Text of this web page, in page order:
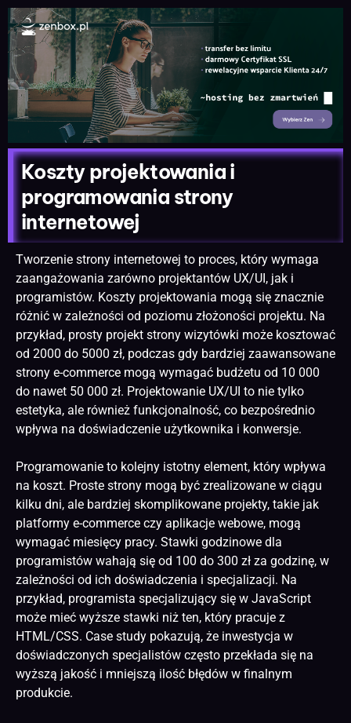
Koszty projektowania i
programowania strony
internetowej
Tworzenie strony internetowej to proces, który wymaga
zaangażowania zarówno projektantów UX/UI, jak i
programistów. Koszty projektowania mogą się znacznie
różnić w zależności od poziomu złożoności projektu. Na
przykład, prosty projekt strony wizytówki może kosztować
od 2000 do 5000 zł, podczas gdy bardziej zaawansowane
strony e-commerce mogą wymagać budżetu od 10 000
do nawet 50 000 zł. Projektowanie UX/UI to nie tylko
estetyka, ale również funkcjonalność, co bezpośrednio
wpływa na doświadczenie użytkownika i konwersje.
Programowanie to kolejny istotny element, który wpływa
na koszt. Proste strony mogą być zrealizowane w ciągu
kilku dni, ale bardziej skomplikowane projekty, takie jak
platformy e-commerce czy aplikacje webowe, mogą
wymagać miesięcy pracy. Stawki godzinowe dla
programistów wahają się od 100 do 300 zł za godzinę, w
zależności od ich doświadczenia i specjalizacji. Na
przykład, programista specjalizujący się w JavaScript
może mieć wyższe stawki niż ten, który pracuje z
HTML/CSS. Case study pokazują, że inwestycja w
doświadczonych specjalistów często przekłada się na
wyższą jakość i mniejszą ilość błędów w finalnym
produkcie.